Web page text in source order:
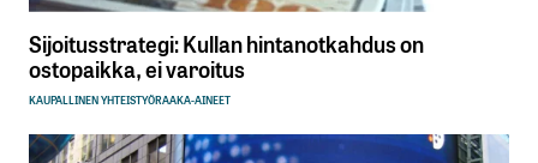
Sijoitusstrategi: Kullan hintanotkahdus on
ostopaikka, ei varoitus
KAUPALLINEN YHTEISTYÖRAAKA-AINEET